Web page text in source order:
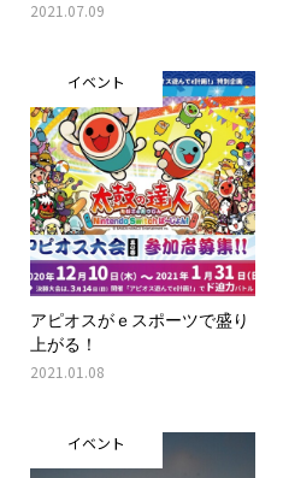
2021.07.09
イベント
アピオスがｅスポーツで盛り
上がる！
2021.01.08
イベント